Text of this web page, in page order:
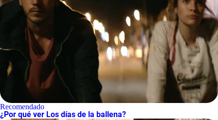
Recomendado
¿Por qué ver Los días de la ballena?